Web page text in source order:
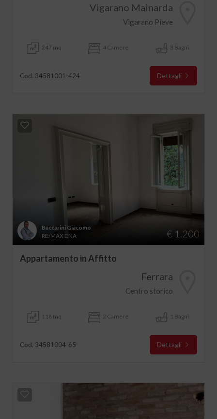
Vigarano Mainarda
Vigarano Pieve
247 mq 4 Camere 3 Bagni
Cod. 34581001-424 Dettagli
Baccarini Giacomo
RE/MAX DNA
€ 1.200
Appartamento in Affitto
Ferrara
Centro storico
118 mq 2 Camere 1 Bagni
Cod. 34581004-65 Dettagli